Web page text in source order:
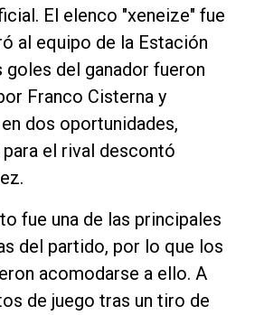
El elenco "xeneize" fue
al equipo de la Estación
goles del ganador fueron
Franco Cisterna y
dos oportunidades,
el rival descontó
fue una de las principales
del partido, por lo que los
acomodarse a ello. A
de juego tras un tiro de